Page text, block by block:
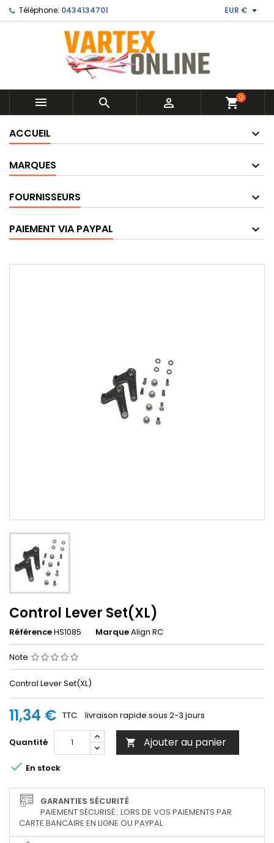
Téléphone: 0434134701 EUR € 
   shopping_cart0
ACCUEIL
MARQUES
FOURNISSEURS
PAIEMENT VIA PAYPAL
Control Lever Set(XL)
RéférenceHS1085 MarqueAlign RC
Note
Control Lever Set(XL)
11,34 € TTC livraison rapide sous 2-3 jours
Quantité  Ajouter au panier
 En stock
GARANTIES SÉCURITÉ
PAIEMENT SÉCURISÉ : LORS DE VOS PAIEMENTS PAR
CARTE BANCAIRE EN LIGNE OU PAYPAL